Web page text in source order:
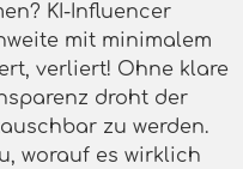
KI-Influencer
mit minimalem
verliert! Ohne klare
droht der
zu werden.
worauf es wirklich